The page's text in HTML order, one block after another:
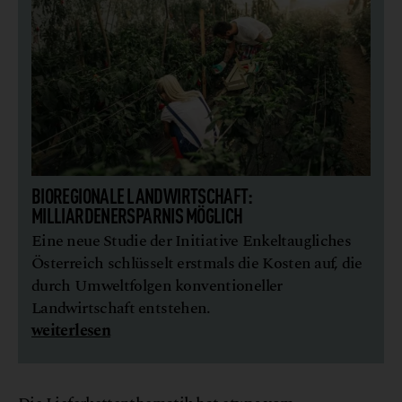
BIOREGIONALE LANDWIRTSCHAFT:
MILLIARDENERSPARNIS MÖGLICH
Eine neue Studie der Initiative Enkeltaugliches
Österreich schlüsselt erstmals die Kosten auf, die
durch Umweltfolgen konventioneller
Landwirtschaft entstehen.
weiterlesen